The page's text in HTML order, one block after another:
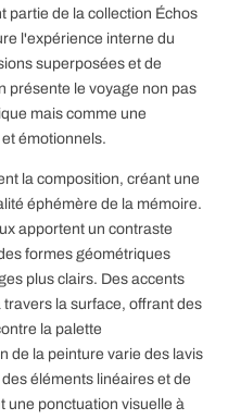
partie de la collection Échos
l'expérience interne du
superposées et de
présente le voyage non pas
mais comme une
émotionnels.
la composition, créant une
éphémère de la mémoire.
apportent un contraste
formes géométriques
plus clairs. Des accents
la surface, offrant des
la palette
de la peinture varie des lavis
éléments linéaires et de
une ponctuation visuelle à